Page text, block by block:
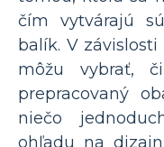
čím vytvárajú
balík. V
môžu vybrať,
prepracovaný
niečo
ohľadu na